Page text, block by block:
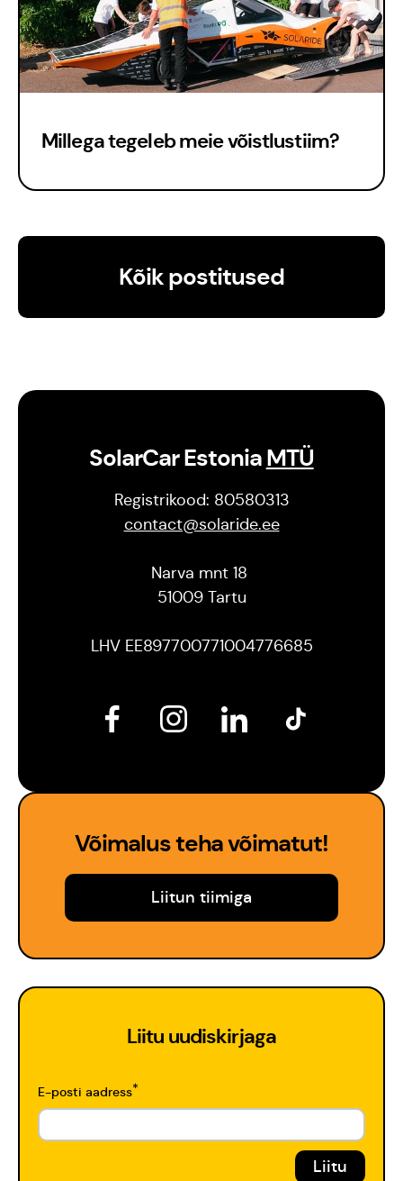
Kontakt
Millega tegeleb meie võistlustiim?
Kõik postitused
SolarCar EstoniaMTÜ
Registrikood: 80580313
contact@solaride.ee
Narva mnt 18
51009 Tartu
LHV EE897700771004776685
Võimalus teha võimatut!
Liitun tiimiga
Liitu uudiskirjaga
E-posti aadress*